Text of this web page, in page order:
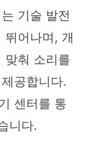
기술 발전
뛰어나며, 개
맞춰 소리를
공합니다.
센터를 통
니다.